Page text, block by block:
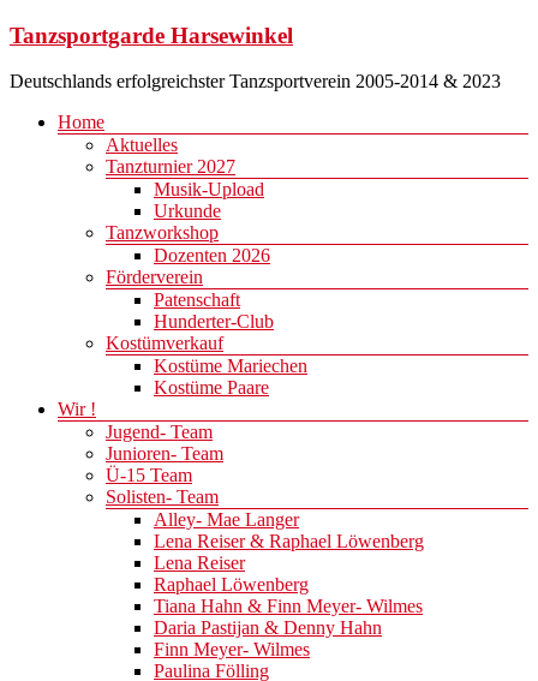
Zum
springen
Tanzsportgarde Harsewinkel
Deutschlands erfolgreichster Tanzsportverein 2005-2014 & 2023
Menü
Home
Aktuelles
Tanzturnier 2027
Musik-Upload
Urkunde
Tanzworkshop
Dozenten 2026
Förderverein
Patenschaft
Hunderter-Club
Kostümverkauf
Kostüme Mariechen
Kostüme Paare
Wir !
Jugend- Team
Junioren- Team
Ü-15 Team
Solisten- Team
Alley- Mae Langer
Lena Reiser & Raphael Löwenberg
Lena Reiser
Raphael Löwenberg
Tiana Hahn & Finn Meyer- Wilmes
Daria Pastijan & Denny Hahn
Finn Meyer- Wilmes
Paulina Fölling